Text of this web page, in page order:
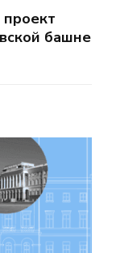
проект
башне